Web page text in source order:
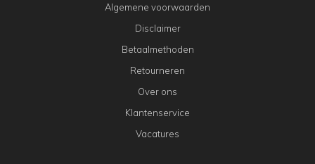
Algemene voorwaarden
Disclaimer
Betaalmethoden
Retourneren
Over ons
Klantenservice
Vacatures